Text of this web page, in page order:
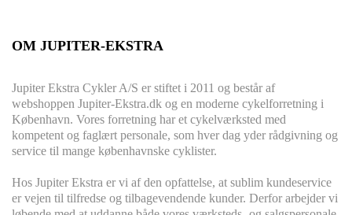
OM JUPITER-EKSTRA
Jupiter Ekstra Cykler A/S er stiftet i 2011 og består af
webshoppen Jupiter-Ekstra.dk og en moderne cykelforretning i
København. Vores forretning har et cykelværksted med
kompetent og faglært personale, som hver dag yder rådgivning og
service til mange københavnske cyklister.
Hos Jupiter Ekstra er vi af den opfattelse, at sublim kundeservice
er vejen til tilfredse og tilbagevendende kunder. Derfor arbejder vi